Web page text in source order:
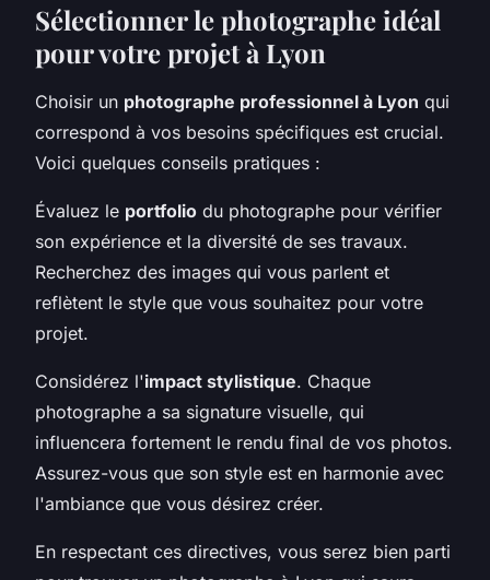
Sélectionner le photographe idéal
pour votre projet à Lyon
Choisir un photographe professionnel à Lyon qui
correspond à vos besoins spécifiques est crucial.
Voici quelques conseils pratiques :
Évaluez le portfolio du photographe pour vérifier
son expérience et la diversité de ses travaux.
Recherchez des images qui vous parlent et
reflètent le style que vous souhaitez pour votre
projet.
Considérez l'impact stylistique. Chaque
photographe a sa signature visuelle, qui
influencera fortement le rendu final de vos photos.
Assurez-vous que son style est en harmonie avec
l'ambiance que vous désirez créer.
En respectant ces directives, vous serez bien parti